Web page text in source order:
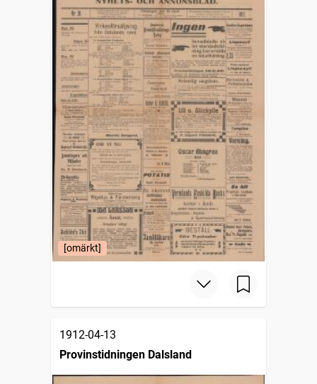
[omärkt]
1912-04-13
Provinstidningen Dalsland